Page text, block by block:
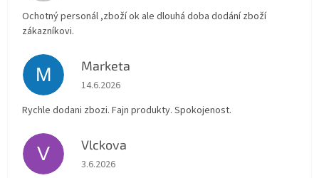
Ochotný personál ,zboží ok ale dlouhá doba dodání zboží
zákazníkovi.
M Marketa
Hodnocení obchodu je 5 z 5 hvězdiček.
14.6.2026
Rychle dodani zbozi. Fajn produkty. Spokojenost.
V Vlckova
Hodnocení obchodu je 5 z 5 hvězdiček.
3.6.2026